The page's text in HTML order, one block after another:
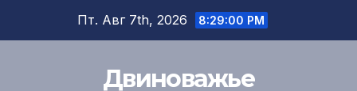
Пт. Авг 7th, 2026 8:29:00 PM
Двиноважье